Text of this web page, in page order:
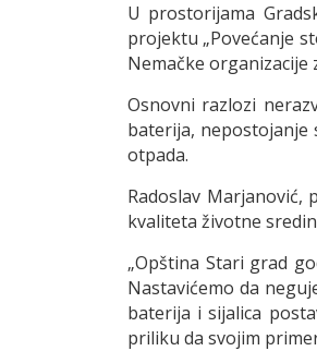
U prostorijama
projektu „Povećanje
Nemačke
Osnovni razlozi
baterija, nepostojanje
otpada.
Radoslav
kvaliteta životne
„Opština Stari grad
Nastavićemo da
baterija i sijalica
priliku da svojim